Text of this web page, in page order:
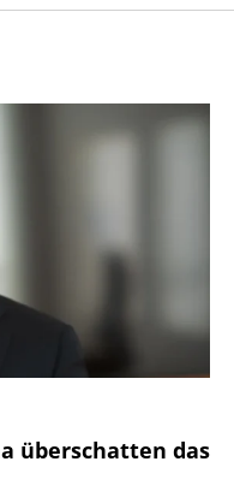
überschatten das